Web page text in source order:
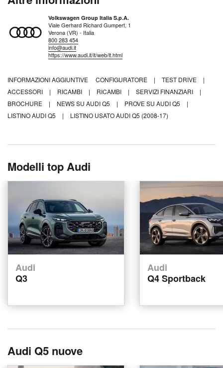
Volkswagen Group Italia S.p.A.
Viale Gerhard Richard Gumpert, 1
Verona (VR) - Italia
800 283 454
info@audi.it
https://www.audi.it/it/web/it.html
INFORMAZIONI AGGIUNTIVE CONFIGURATORE | TEST DRIVE
|
ACCESSORI
| RICAMBI | RICAMBI | SERVIZI FINANZIARI
|
BROCHURE
| NEWS SU AUDI Q5 | PROVE SU AUDI Q5
|
LISTINO AUDI Q5
| LISTINO USATO AUDI Q5 (2008-17)
Modelli top Audi
Audi
Q3
Audi
Q4 Sportback
Audi Q5 nuove